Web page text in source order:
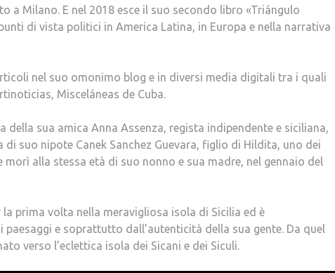
a Milano. E nel 2018 esce il suo secondo libro «Triángulo
di vista politici in America Latina, in Europa e nella narrativa
nel suo omonimo blog e in diversi media digitali tra i quali
Misceláneas de Cuba.
sua amica Anna Assenza, regista indipendente e siciliana,
suo nipote Canek Sanchez Guevara, figlio di Hildita, uno dei
alla stessa età di suo nonno e sua madre, nel gennaio del
prima volta nella meravigliosa isola di Sicilia ed è
e soprattutto dall’autenticità della sua gente. Da quel
verso l’eclettica isola dei Sicani e dei Siculi.